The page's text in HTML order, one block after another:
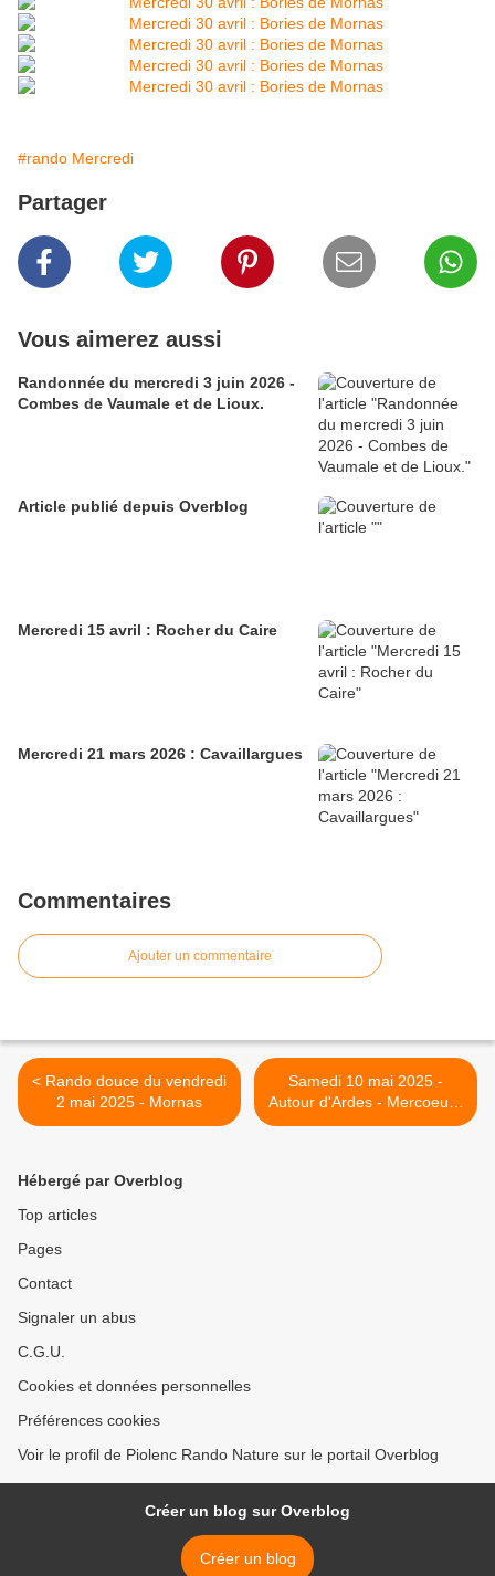
#rando Mercredi
Partager
Vous aimerez aussi
Randonnée du mercredi 3 juin 2026 -
Combes de Vaumale et de Lioux.
Article publié depuis Overblog
Mercredi 15 avril : Rocher du Caire
Mercredi 21 mars 2026 : Cavaillargues
Commentaires
Ajouter un commentaire
< Rando douce du vendredi
2 mai 2025 - Mornas
Samedi 10 mai 2025 -
Autour d'Ardes - Mercoeur -
Rentières >
Hébergé par Overblog
Top articles
Pages
Contact
Signaler un abus
C.G.U.
Cookies et données personnelles
Préférences cookies
Voir le profil de Piolenc Rando Nature sur le portail Overblog
Créer un blog sur Overblog
Créer un blog